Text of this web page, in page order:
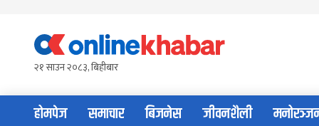
content२१ साउन २०८३, बिहीबार
होमपेज समाचार बिजनेस जीवनशैली